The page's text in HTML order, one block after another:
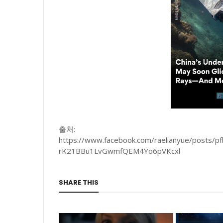
출처:
https://www.facebook.com/raelianyue/posts/
rK21BBu1LvGwmfQEM4Yo6pVKcxl
SHARE THIS